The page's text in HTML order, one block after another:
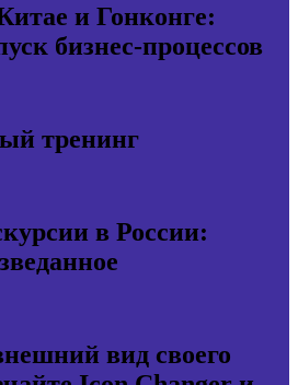
и Гонконге:
бизнес-процессов
тренинг
в России:
вид своего